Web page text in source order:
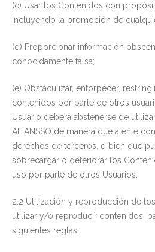
(c) Usar los Contenidos con
incluyendo la promoción de
(d) Proporcionar información
conocidamente falsa;
(e) Obstaculizar, entorpecer,
contenidos por parte de otros
Usuario deberá abstenerse de
AFIANSSO de manera que atente
derechos de terceros, o bien que
sobrecargar o deteriorar los
uso por parte de otros Usuarios.
2.2 Utilización y reproducción de
utilizar y/o reproducir contenidos,
siguientes reglas: